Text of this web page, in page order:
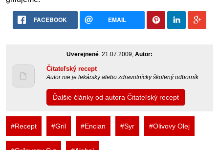
FACEBOOK EMAIL
Uverejnené: 21.07.2009, Autor:
Čitateľský recept
Autor nie je lekársky alebo zdravotnícky školený odborník
Ďalšie články od autora Čitateľský recept
#Recept #Gril #Encian #Syr #Olivovy Olej